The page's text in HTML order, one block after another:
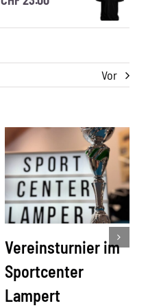
Vor
Vereinsturnier im
Sportcenter
Lampert